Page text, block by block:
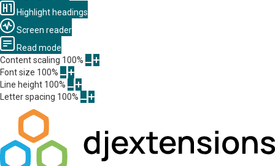
Highlight headings
Screen reader
Read mode
Content scaling 100%
Font size 100%
Line height 100%
Letter spacing 100%